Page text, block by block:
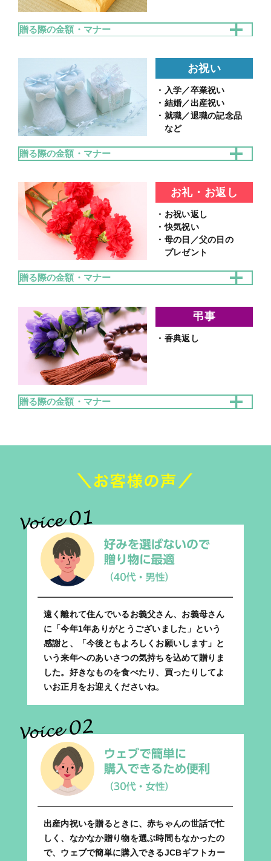
贈る際の金額・マナー
・お歳暮：5,000～3万円
お歳暮は1年の感謝の気持ちを伝える贈り物です。そ
のためお中元より2～3割増の金額で贈ることが一般的
とされています。
お祝い
・入学／卒業祝い
・結婚／出産祝い
・就職／退職の記念品
など
贈る際の金額・マナー
・入学／卒業：5,000～5万円
・結婚／出産：1万～10万円
・就職／退職：5,000～3万円
双方の年齢や関係性によって金額を変えるのが一般的
です。贈る際は手紙やメッセージカードを添えるとお
お礼・お返し
・お祝い返し
・快気祝い
・母の日／父の日の
プレゼント
贈る際の金額・マナー
・お祝い返し／快気祝い：いただいたお祝い／お見舞
いの半分～3分の1
・母の日／父の日：3,000～1万円
弔事
・香典返し
贈る際の金額・マナー
がマナーとされているため、ギフトカードもおすすめ
遠く離れて住んでいるお義父さん、お義母さん
に「今年1年ありがとうございました」という
感謝と、「今後ともよろしくお願いします」と
いう来年へのあいさつの気持ちを込めて贈りま
した。好きなものを食べたり、買ったりしてよ
いお正月をお迎えくださいね。
出産内祝いを贈るときに、赤ちゃんの世話で忙
しく、なかなか贈り物を選ぶ時間もなかったの
で、ウェブで簡単に購入できるJCBギフトカー